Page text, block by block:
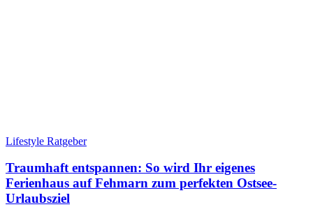
Lifestyle Ratgeber
Traumhaft entspannen: So wird Ihr eigenes
Ferienhaus auf Fehmarn zum perfekten Ostsee-
Urlaubsziel